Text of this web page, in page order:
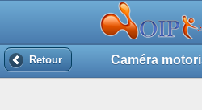
Retour Caméra